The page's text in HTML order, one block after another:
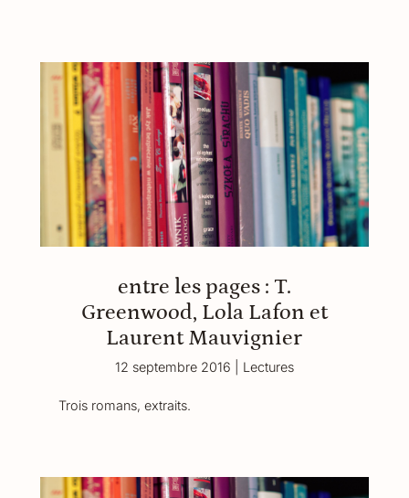
entre les pages : T.
Greenwood, Lola Lafon et
Laurent Mauvignier
12 septembre 2016 Lectures
Trois romans, extraits.